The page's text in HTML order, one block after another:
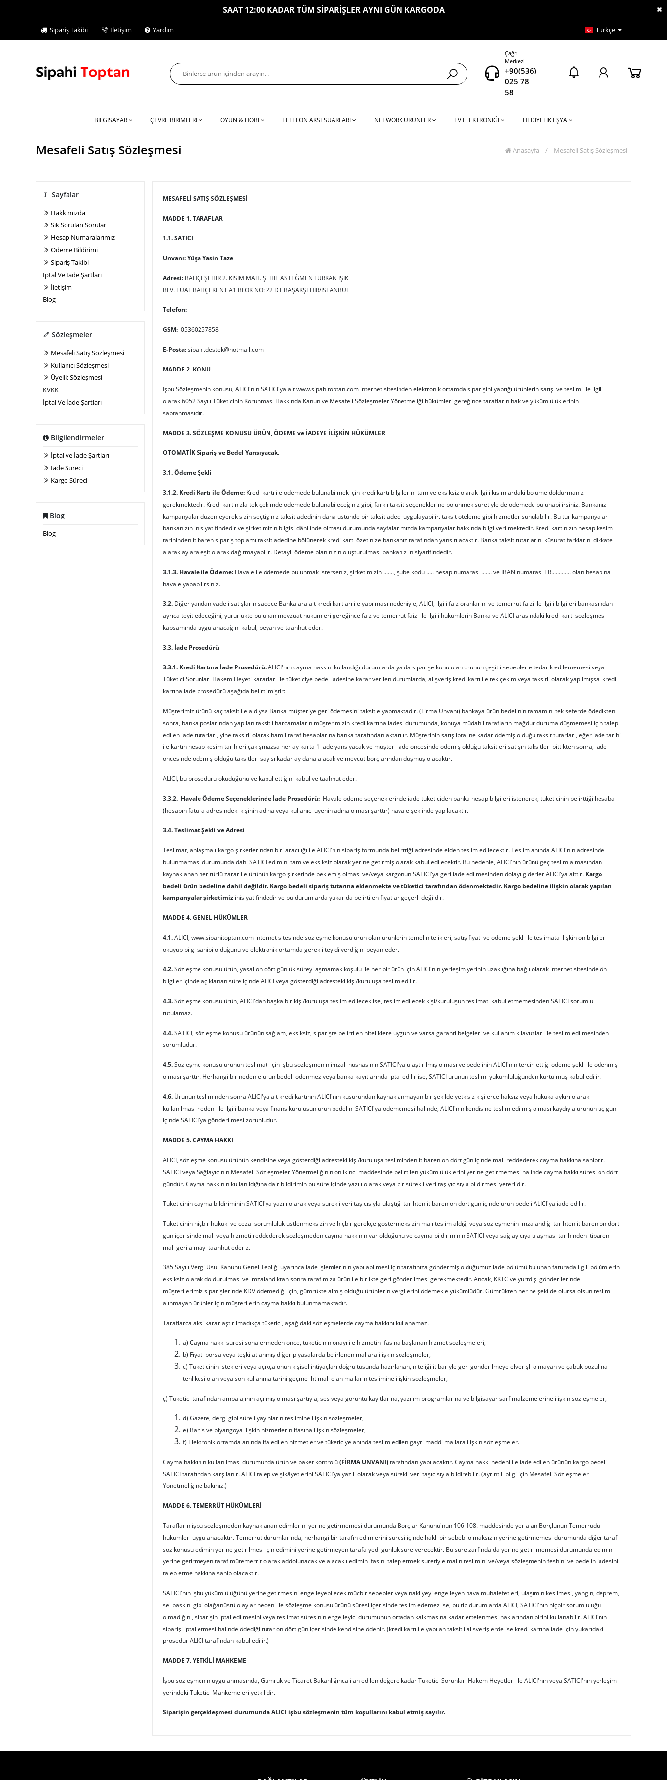
SAAT 12:00 KADAR TÜM SİPARİŞLER AYNI GÜN KARGODA
Sipariş Takibi İletişim Yardım Türkçe
Çağrı
Merkezi
+90(536)
025 78
58
BİLGİSAYAR ÇEVRE BİRİMLERİ OYUN & HOBİ TELEFON AKSESUARLARI NETWORK ÜRÜNLER EV ELEKTRONİĞİ HEDİYELİK EŞYA
Mesafeli Satış Sözleşmesi Anasayfa / Mesafeli Satış Sözleşmesi
Sayfalar
Hakkımızda
Sık Sorulan Sorular
Hesap Numaralarımız
Ödeme Bildirimi
Sipariş Takibi
İptal Ve İade Şartları
İletişim
Blog
Sözleşmeler
Mesafeli Satış Sözleşmesi
Kullanıcı Sözleşmesi
Üyelik Sözleşmesi
KVKK
İptal Ve İade Şartları
Bilgilendirmeler
İptal ve İade Şartları
İade Süreci
Kargo Süreci
Blog
Blog
MESAFELİ SATIŞ SÖZLEŞMESİ
MADDE 1. TARAFLAR
1.1. SATICI
Unvanı: Yüşa Yasin Taze
Adresi: BAHÇEŞEHİR 2. KISIM MAH. ŞEHİT ASTEĞMEN FURKAN IŞIK
BLV. TUAL BAHÇEKENT A1 BLOK NO: 22 DT BAŞAKŞEHİR/İSTANBUL
Telefon:
GSM: 05360257858
E-Posta:sipahi.destek@hotmail.com
MADDE 2. KONU
İşbu Sözleşmenin konusu, ALICI'nın SATICI'ya ait www.sipahitoptan.com internet sitesinden elektronik ortamda siparişini yaptığı ürünlerin satışı ve teslimi ile ilgili
olarak 6052 Sayılı Tüketicinin Korunması Hakkında Kanun ve Mesafeli Sözleşmeler Yönetmeliği hükümleri gereğince tarafların hak ve yükümlülüklerinin
saptanmasıdır.
MADDE 3. SÖZLEŞME KONUSU ÜRÜN, ÖDEME ve İADEYE İLİŞKİN HÜKÜMLER
OTOMATİK Sipariş ve Bedel Yansıyacak.
3.1. Ödeme Şekli
3.1.2. Kredi Kartı ile Ödeme: Kredi kartı ile ödemede bulunabilmek için kredi kartı bilgilerini tam ve eksiksiz olarak ilgili kısımlardaki bölüme doldurmanız
gerekmektedir. Kredi kartınızla tek çekimde ödemede bulunabileceğiniz gibi, farklı taksit seçeneklerine bölünmek suretiyle de ödemede bulunabilirsiniz. Bankanız
kampanyalar düzenleyerek sizin seçtiğiniz taksit adedinin daha üstünde bir taksit adedi uygulayabilir, taksit öteleme gibi hizmetler sunulabilir. Bu tür kampanyalar
bankanızın inisiyatifindedir ve şirketimizin bilgisi dâhilinde olması durumunda sayfalarımızda kampanyalar hakkında bilgi verilmektedir. Kredi kartınızın hesap kesim
tarihinden itibaren sipariş toplamı taksit adedine bölünerek kredi kartı özetinize bankanız tarafından yansıtılacaktır. Banka taksit tutarlarını küsurat farklarını dikkate
alarak aylara eşit olarak dağıtmayabilir. Detaylı ödeme planınızın oluşturulması bankanız inisiyatifindedir.
3.1.3. Havale ile Ödeme: Havale ile ödemede bulunmak isterseniz, şirketimizin ......., şube kodu ..... hesap numarası ....... ve IBAN numarası TR............. olan hesabına
havale yapabilirsiniz.
3.2. Diğer yandan vadeli satışların sadece Bankalara ait kredi kartları ile yapılması nedeniyle, ALICI, ilgili faiz oranlarını ve temerrüt faizi ile ilgili bilgileri bankasından
ayrıca teyit edeceğini, yürürlükte bulunan mevzuat hükümleri gereğince faiz ve temerrüt faizi ile ilgili hükümlerin Banka ve ALICI arasındaki kredi kartı sözleşmesi
kapsamında uygulanacağını kabul, beyan ve taahhüt eder.
3.3. İade Prosedürü
3.3.1. Kredi Kartına İade Prosedürü:ALICI'nın cayma hakkını kullandığı durumlarda ya da siparişe konu olan ürünün çeşitli sebeplerle tedarik edilememesi veya
Tüketici Sorunları Hakem Heyeti kararları ile tüketiciye bedel iadesine karar verilen durumlarda, alışveriş kredi kartı ile tek çekim veya taksitli olarak yapılmışsa, kredi
kartına iade prosedürü aşağıda belirtilmiştir:
Müşterimiz ürünü kaç taksit ile aldıysa Banka müşteriye geri ödemesini taksitle yapmaktadır. (Firma Unvanı) bankaya ürün bedelinin tamamını tek seferde ödedikten
sonra, banka poslarından yapılan taksitli harcamaların müşterimizin kredi kartına iadesi durumunda, konuya müdahil tarafların mağdur duruma düşmemesi için talep
edilen iade tutarları, yine taksitli olarak hamil taraf hesaplarına banka tarafından aktarılır. Müşterinin satış iptaline kadar ödemiş olduğu taksit tutarları, eğer iade tarihi
ile kartın hesap kesim tarihleri çakışmazsa her ay karta 1 iade yansıyacak ve müşteri iade öncesinde ödemiş olduğu taksitleri satışın taksitleri bittikten sonra, iade
öncesinde ödemiş olduğu taksitleri sayısı kadar ay daha alacak ve mevcut borçlarından düşmüş olacaktır.
ALICI, bu prosedürü okuduğunu ve kabul ettiğini kabul ve taahhüt eder.
3.3.2. Havale Ödeme Seçeneklerinde İade Prosedürü: Havale ödeme seçeneklerinde iade tüketiciden banka hesap bilgileri istenerek, tüketicinin belirttiği hesaba
(hesabın fatura adresindeki kişinin adına veya kullanıcı üyenin adına olması şarttır) havale şeklinde yapılacaktır.
3.4. Teslimat Şekli ve Adresi
Teslimat, anlaşmalı kargo şirketlerinden biri aracılığı ile ALICI'nın sipariş formunda belirttiği adresinde elden teslim edilecektir. Teslim anında ALICI'nın adresinde
bulunmaması durumunda dahi SATICI edimini tam ve eksiksiz olarak yerine getirmiş olarak kabul edilecektir. Bu nedenle, ALICI'nın ürünü geç teslim almasından
kaynaklanan her türlü zarar ile ürünün kargo şirketinde beklemiş olması ve/veya kargonun SATICI'ya geri iade edilmesinden dolayı giderler ALICI'ya aittir. Kargo
bedeli ürün bedeline dahil değildir. Kargo bedeli sipariş tutarına eklenmekte ve tüketici tarafından ödenmektedir. Kargo bedeline ilişkin olarak yapılan
kampanyalar şirketimiz inisiyatifindedir ve bu durumlarda yukarıda belirtilen fiyatlar geçerli değildir.
MADDE 4. GENEL HÜKÜMLER
4.1.ALICI, www.sipahitoptan.com internet sitesinde sözleşme konusu ürün olan ürünlerin temel nitelikleri, satış fiyatı ve ödeme şekli ile teslimata ilişkin ön bilgileri
okuyup bilgi sahibi olduğunu ve elektronik ortamda gerekli teyidi verdiğini beyan eder.
4.2.Sözleşme konusu ürün, yasal on dört günlük süreyi aşmamak koşulu ile her bir ürün için ALICI'nın yerleşim yerinin uzaklığına bağlı olarak internet sitesinde ön
bilgiler içinde açıklanan süre içinde ALICI veya gösterdiği adresteki kişi/kuruluşa teslim edilir.
4.3.Sözleşme konusu ürün, ALICI'dan başka bir kişi/kuruluşa teslim edilecek ise, teslim edilecek kişi/kuruluşun teslimatı kabul etmemesinden SATICI sorumlu
tutulamaz.
4.4.SATICI, sözleşme konusu ürünün sağlam, eksiksiz, siparişte belirtilen niteliklere uygun ve varsa garanti belgeleri ve kullanım kılavuzları ile teslim edilmesinden
sorumludur.
4.5.Sözleşme konusu ürünün teslimatı için işbu sözleşmenin imzalı nüshasının SATICI'ya ulaştırılmış olması ve bedelinin ALICI'nin tercih ettiği ödeme şekli ile ödenmiş
olması şarttır. Herhangi bir nedenle ürün bedeli ödenmez veya banka kayıtlarında iptal edilir ise, SATICI ürünün teslimi yükümlülüğünden kurtulmuş kabul edilir.
4.6. Ürünün tesliminden sonra ALICI'ya ait kredi kartının ALICI'nın kusurundan kaynaklanmayan bir şekilde yetkisiz kişilerce haksız veya hukuka aykırı olarak
kullanılması nedeni ile ilgili banka veya finans kurulusun ürün bedelini SATICI'ya ödememesi halinde, ALICI'nın kendisine teslim edilmiş olması kaydıyla ürünün üç gün
içinde SATICI'ya gönderilmesi zorunludur.
MADDE 5. CAYMA HAKKI
ALICI, sözleşme konusu ürünün kendisine veya gösterdiği adresteki kişi/kuruluşa tesliminden itibaren on dört gün içinde malı reddederek cayma hakkına sahiptir.
SATICI veya Sağlayıcının Mesafeli Sözleşmeler Yönetmeliğinin on ikinci maddesinde belirtilen yükümlülüklerini yerine getirmemesi halinde cayma hakkı süresi on dört
gündür. Cayma hakkının kullanıldığına dair bildirimin bu süre içinde yazılı olarak veya bir sürekli veri taşıyıcısıyla bildirmesi yeterlidir.
Tüketicinin cayma bildiriminin SATICI'ya yazılı olarak veya sürekli veri taşıcısıyla ulaştığı tarihten itibaren on dört gün içinde ürün bedeli ALICI'ya iade edilir.
Tüketicinin hiçbir hukuki ve cezai sorumluluk üstlenmeksizin ve hiçbir gerekçe göstermeksizin malı teslim aldığı veya sözleşmenin imzalandığı tarihten itibaren on dört
gün içerisinde malı veya hizmeti reddederek sözleşmeden cayma hakkının var olduğunu ve cayma bildiriminin SATICI veya sağlayıcıya ulaşması tarihinden itibaren
malı geri almayı taahhüt ederiz.
385 Sayılı Vergi Usul Kanunu Genel Tebliği uyarınca iade işlemlerinin yapılabilmesi için tarafınıza göndermiş olduğumuz iade bölümü bulunan faturada ilgili bölümlerin
eksiksiz olarak doldurulması ve imzalandıktan sonra tarafımıza ürün ile birlikte geri gönderilmesi gerekmektedir. Ancak, KKTC ve yurtdışı gönderilerinde
müşterilerimiz siparişlerinde KDV ödemediği için, gümrükte almış olduğu ürünlerin vergilerini ödemekle yükümlüdür. Gümrükten her ne şekilde olursa olsun teslim
alınmayan ürünler için müşterilerin cayma hakkı bulunmamaktadır.
Taraflarca aksi kararlaştırılmadıkça tüketici, aşağıdaki sözleşmelerde cayma hakkını kullanamaz.
a) Cayma hakkı süresi sona ermeden önce, tüketicinin onayı ile hizmetin ifasına başlanan hizmet sözleşmeleri,
b) Fiyatı borsa veya teşkilatlanmış diğer piyasalarda belirlenen mallara ilişkin sözleşmeler,
c) Tüketicinin istekleri veya açıkça onun kişisel ihtiyaçları doğrultusunda hazırlanan, niteliği itibariyle geri gönderilmeye elverişli olmayan ve çabuk bozulma
tehlikesi olan veya son kullanma tarihi geçme ihtimali olan malların teslimine ilişkin sözleşmeler,
ç) Tüketici tarafından ambalajının açılmış olması şartıyla, ses veya görüntü kayıtlarına, yazılım programlarına ve bilgisayar sarf malzemelerine ilişkin sözleşmeler,
d) Gazete, dergi gibi süreli yayınların teslimine ilişkin sözleşmeler,
e) Bahis ve piyangoya ilişkin hizmetlerin ifasına ilişkin sözleşmeler,
f) Elektronik ortamda anında ifa edilen hizmetler ve tüketiciye anında teslim edilen gayri maddi mallara ilişkin sözleşmeler.
Cayma hakkının kullanılması durumunda ürün ve paket kontrolü(FİRMA UNVANI)tarafından yapılacaktır. Cayma hakkı nedeni ile iade edilen ürünün kargo bedeli
SATICI tarafından karşılanır. ALICI talep ve şikâyetlerini SATICI'ya yazılı olarak veya sürekli veri taşıcısıyla bildirebilir. (ayrıntılı bilgi için Mesafeli Sözleşmeler
Yönetmeliğine bakınız.)
MADDE 6. TEMERRÜT HÜKÜMLERİ
Tarafların işbu sözleşmeden kaynaklanan edimlerini yerine getirmemesi durumunda Borçlar Kanunu'nun 106-108. maddesinde yer alan Borçlunun Temerrüdü
hükümleri uygulanacaktır. Temerrüt durumlarında, herhangi bir tarafın edimlerini süresi içinde haklı bir sebebi olmaksızın yerine getirmemesi durumunda diğer taraf
söz konusu edimin yerine getirilmesi için edimini yerine getirmeyen tarafa yedi günlük süre verecektir. Bu süre zarfında da yerine getirilmemesi durumunda edimini
yerine getirmeyen taraf mütemerrit olarak addolunacak ve alacaklı edimin ifasını talep etmek suretiyle malın teslimini ve/veya sözleşmenin feshini ve bedelin iadesini
talep etme hakkına sahip olacaktır.
SATICI'nın işbu yükümlülüğünü yerine getirmesini engelleyebilecek mücbir sebepler veya nakliyeyi engelleyen hava muhalefetleri, ulaşımın kesilmesi, yangın, deprem,
sel baskını gibi olağanüstü olaylar nedeni ile sözleşme konusu ürünü süresi içerisinde teslim edemez ise, bu tip durumlarda ALICI, SATICI'nın hiçbir sorumluluğu
olmadığını, siparişin iptal edilmesini veya teslimat süresinin engelleyici durumunun ortadan kalkmasına kadar ertelenmesi haklarından birini kullanabilir. ALICI'nın
siparişi iptal etmesi halinde ödediği tutar on dört gün içerisinde kendisine ödenir. (kredi kartı ile yapılan taksitli alışverişlerde ise kredi kartına iade için yukarıdaki
prosedür ALICI tarafından kabul edilir.)
MADDE 7. YETKİLİ MAHKEME
İşbu sözleşmenin uygulanmasında, Gümrük ve Ticaret Bakanlığınca ilan edilen değere kadar Tüketici Sorunları Hakem Heyetleri ile ALICI'nın veya SATICI'nın yerleşim
yerindeki Tüketici Mahkemeleri yetkilidir.
Siparişin gerçekleşmesi durumunda ALICI işbu sözleşmenin tüm koşullarını kabul etmiş sayılır.